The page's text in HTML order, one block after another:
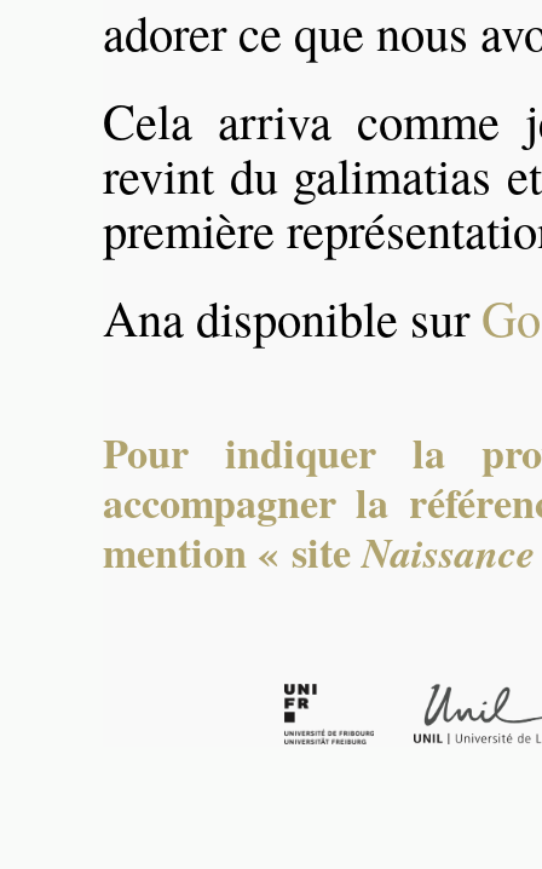
adorer ce que nous
Cela arriva comme
revint du galimatias
première
Ana disponible sur
Pour indiquer la
accompagner la
mention « site